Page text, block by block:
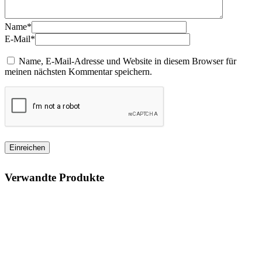
Name*
E-Mail*
Name, E-Mail-Adresse und Website in diesem Browser für
meinen nächsten Kommentar speichern.
Verwandte Produkte